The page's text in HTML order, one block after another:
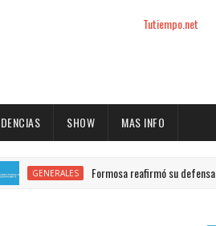
Tutiempo.net
SHOW MAS INFO
Formosa reafirmó su defensa del